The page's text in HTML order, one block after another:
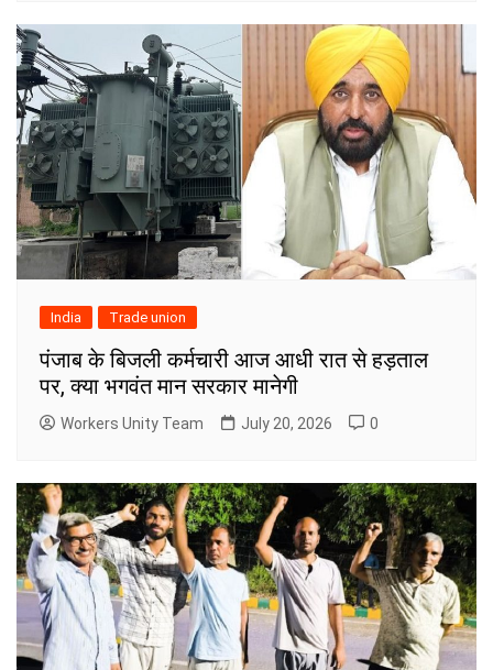
India Trade union
पंजाब के बिजली कर्मचारी आज आधी रात से हड़ताल
पर, क्या भगवंत मान सरकार मानेगी
Workers Unity Team July 20, 2026 0